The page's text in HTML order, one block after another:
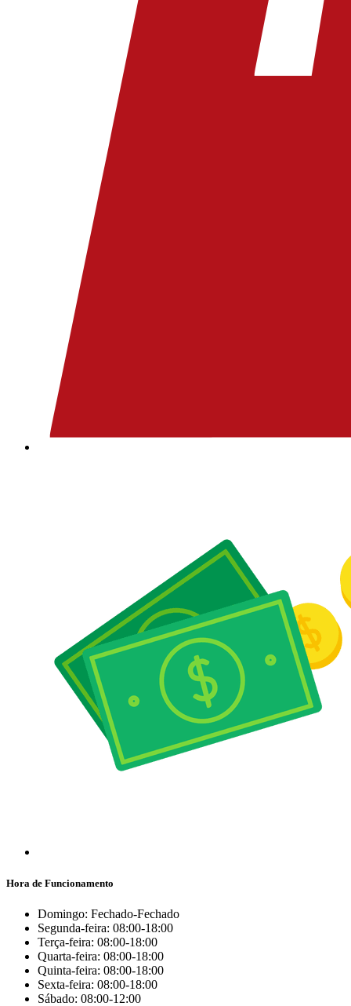
Hora de Funcionamento
Domingo: Fechado-Fechado
Segunda-feira: 08:00-18:00
Terça-feira: 08:00-18:00
Quarta-feira: 08:00-18:00
Quinta-feira: 08:00-18:00
Sexta-feira: 08:00-18:00
Sábado: 08:00-12:00